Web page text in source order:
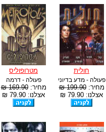
חולית
פעולה - מדע בדיוני
מחיר:199.90 ₪
אצלנו: 79.90 ₪
מטרופוליס
פעולה - דרמה
מחיר:169.90 ₪
אצלנו: 79.90 ₪